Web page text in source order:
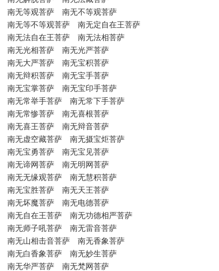
南无等观菩萨 南无不等观菩萨
南无等不等观菩萨 南无定自在王菩萨
南无法自在王菩萨 南无法相菩萨
南无光相菩萨 南无光严菩萨
南无大严菩萨 南无宝积菩萨
南无辩积菩萨 南无宝手菩萨
南无宝掌菩萨 南无宝印手菩萨
南无常举手菩萨 南无常下手菩萨
南无常惨菩萨 南无喜根菩萨
南无喜王菩萨 南无辩音菩萨
南无虚空藏菩萨 南无摄宝炬菩萨
南无宝勇菩萨 南无宝见菩萨
南无谛网菩萨 南无明网菩萨
南无无缘观菩萨 南无慧积菩萨
南无宝胜菩萨 南无天王菩萨
南无坏魔菩萨 南无电德菩萨
南无自在王菩萨 南无功德相严菩萨
南无师子吼菩萨 南无雷音菩萨
南无山相击音菩萨 南无香象菩萨
南无白香象菩萨 南无妙生菩萨
南无华严菩萨 南无梵网菩萨